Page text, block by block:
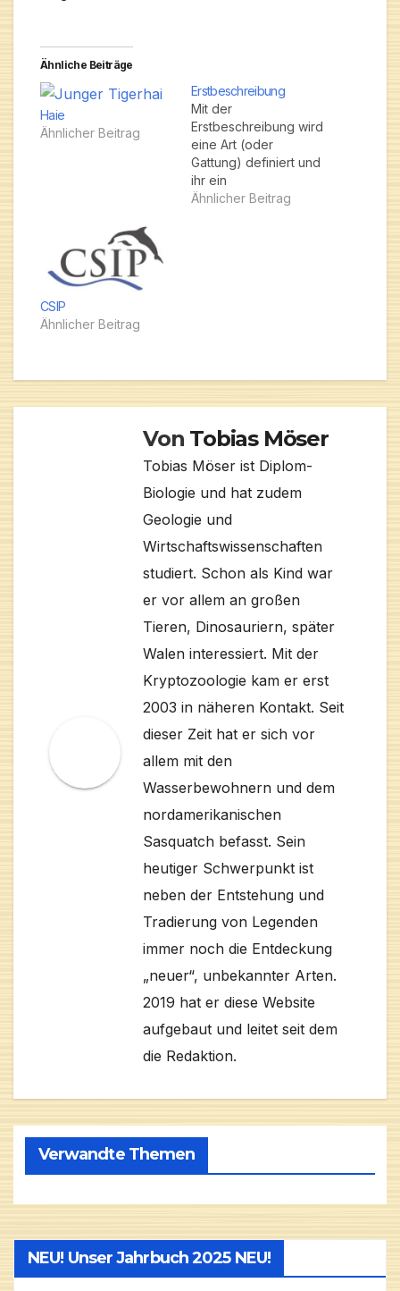
Ähnliche Beiträge
Haie
Ähnlicher Beitrag
Erstbeschreibung
Mit der
Erstbeschreibung wird
eine Art (oder
Gattung) definiert und
ihr ein
wissenschaftlicher
Ähnlicher Beitrag
CSIP
Ähnlicher Beitrag
Von Tobias Möser
Tobias Möser ist Diplom-
Biologie und hat zudem
Geologie und
Wirtschaftswissenschaften
studiert. Schon als Kind war
er vor allem an großen
Tieren, Dinosauriern, später
Walen interessiert. Mit der
Kryptozoologie kam er erst
2003 in näheren Kontakt. Seit
dieser Zeit hat er sich vor
allem mit den
Wasserbewohnern und dem
nordamerikanischen
Sasquatch befasst. Sein
heutiger Schwerpunkt ist
neben der Entstehung und
Tradierung von Legenden
immer noch die Entdeckung
„neuer“, unbekannter Arten.
2019 hat er diese Website
aufgebaut und leitet seit dem
die Redaktion.
Verwandte Themen
NEU! Unser Jahrbuch 2025 NEU!